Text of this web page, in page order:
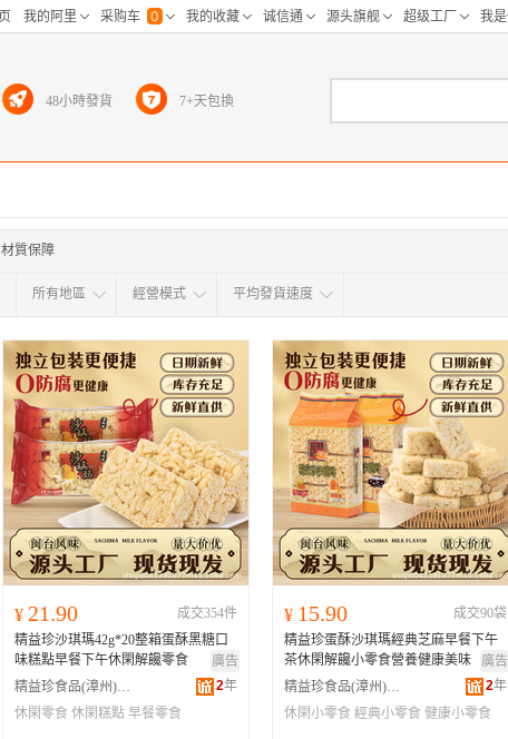
材質保障
所有地區
所有地区 采购距离:
华东区 华中区 华北区
海外 北京 天津 重庆
广东 浙江 江苏 山东 河北
河南 福建 辽宁 安徽 广西
山西 海南 内蒙古 吉林 黑龙江
青海 四川
贵州 西藏 澳门 台湾
經營模式 平均發貨速度
¥ 21.90
成交354件
精益珍沙琪瑪42g*20整箱蛋酥黑糖口
味糕點早餐下午休閑解饞零食
廣告
精益珍食品(漳州)有限公司
2年
休閑零食 休閑糕點 早餐零食
¥ 15.90
成交90袋
精益珍蛋酥沙琪瑪經典芝麻早餐下午
茶休閑解饞小零食營養健康美味
廣告
精益珍食品(漳州)有限公司
2年
休閑小零食 經典小零食 健康小零食
48小時發貨 7+天包換